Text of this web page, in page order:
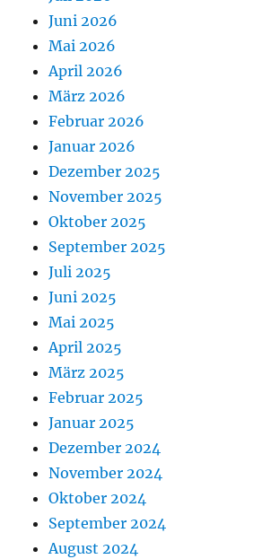
Juni 2026
Mai 2026
April 2026
März 2026
Februar 2026
Januar 2026
Dezember 2025
November 2025
Oktober 2025
September 2025
Juli 2025
Juni 2025
Mai 2025
April 2025
März 2025
Februar 2025
Januar 2025
Dezember 2024
November 2024
Oktober 2024
September 2024
August 2024